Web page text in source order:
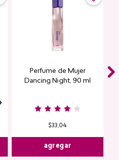
Perfume de Mujer
Dancing Night, 90 ml
$33,04
agregar